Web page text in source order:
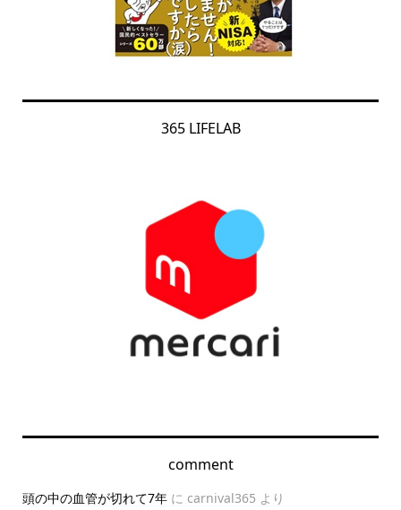
365 LIFELAB
comment
頭の中の血管が切れて7年に carnival365 より